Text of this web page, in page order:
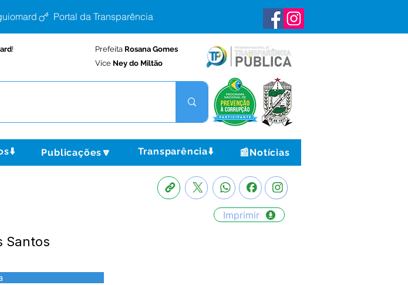
Portal da Transparência
! Prefeita Rosana Gomes
Vice Ney do Miltão
Publicações🔽 Transparência⬇️ 📰Notícias
Imprimir
Santos